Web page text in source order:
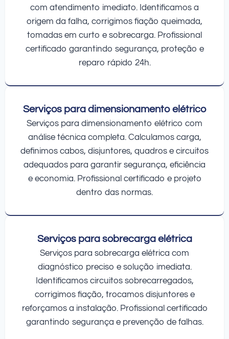
com atendimento imediato. Identificamos a
origem da falha, corrigimos fiação queimada,
tomadas em curto e sobrecarga. Profissional
certificado garantindo segurança, proteção e
reparo rápido 24h.
Serviços para dimensionamento elétrico
Serviços para dimensionamento elétrico com
análise técnica completa. Calculamos carga,
definimos cabos, disjuntores, quadros e circuitos
adequados para garantir segurança, eficiência
e economia. Profissional certificado e projeto
dentro das normas.
Serviços para sobrecarga elétrica
Serviços para sobrecarga elétrica com
diagnóstico preciso e solução imediata.
Identificamos circuitos sobrecarregados,
corrigimos fiação, trocamos disjuntores e
reforçamos a instalação. Profissional certificado
garantindo segurança e prevenção de falhas.